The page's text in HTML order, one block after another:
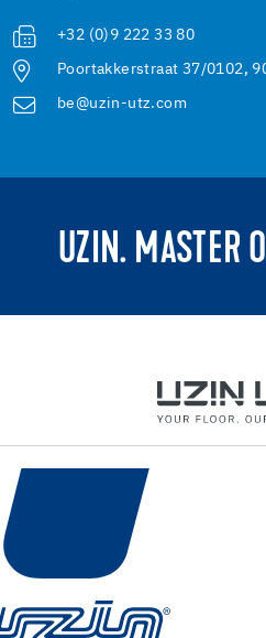
+32 (0)9 222 33 80
Poortakkerstraat 37/0102,
be@uzin-utz.com
UZIN. MASTER